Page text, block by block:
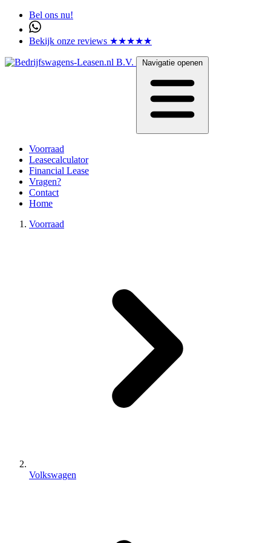
Bel ons nu!
Bekijk onze reviews ★★★★★
Navigatie openen
Voorraad
Leasecalculator
Financial Lease
Vragen?
Contact
Home
Voorraad
Volkswagen